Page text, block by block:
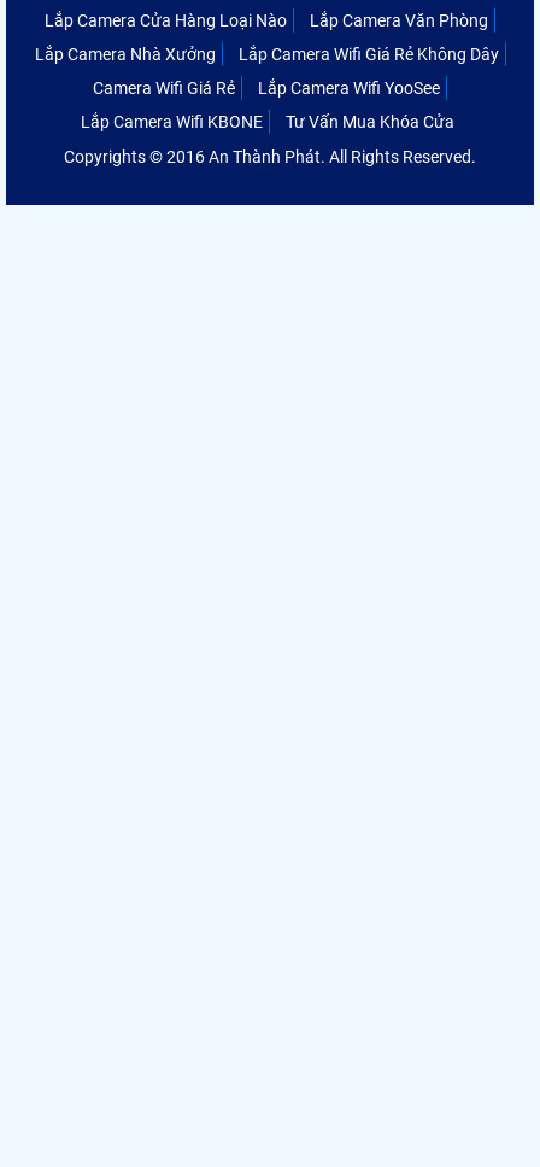
Lắp Camera Cửa Hàng Loại Nào
Lắp Camera Văn Phòng
Lắp Camera Nhà Xưởng
Lắp Camera Wifi Giá Rẻ Không Dây
Camera Wifi Giá Rẻ
Lắp Camera Wifi YooSee
Lắp Camera Wifi KBONE
Tư Vấn Mua Khóa Cửa
Copyrights © 2016 An Thành Phát. All Rights Reserved.